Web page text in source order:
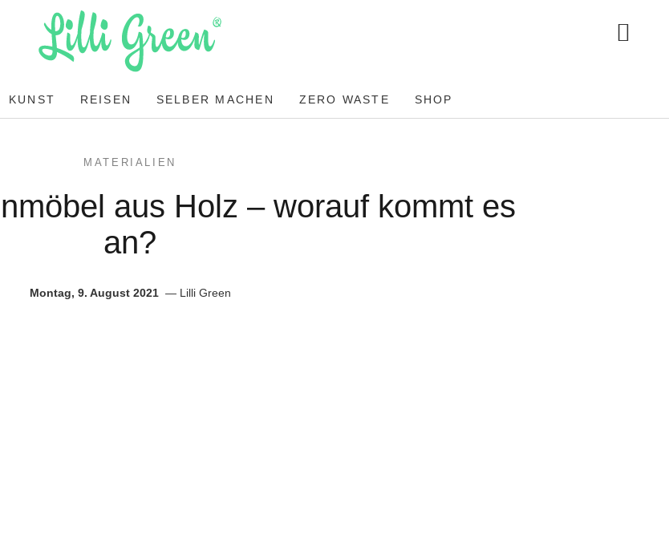
KUNST REISEN SELBER MACHEN ZERO WASTE SHOP
MATERIALIEN
aus Holz – worauf kommt es
an?
Montag, 9. August 2021 Lilli Green